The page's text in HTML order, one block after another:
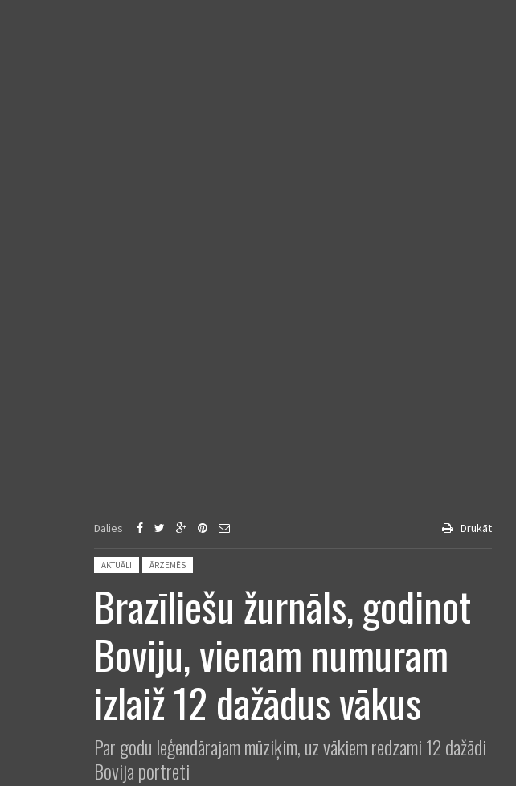
Dalies Drukāt
Posted in:
AKTUĀLI ĀRZEMĒS
Brazīliešu žurnāls, godinot
Boviju, vienam numuram
izlaiž 12 dažādus vākus
Par godu leģendārajam mūziķim, uz vākiem redzami 12 dažādi
Bovija portreti